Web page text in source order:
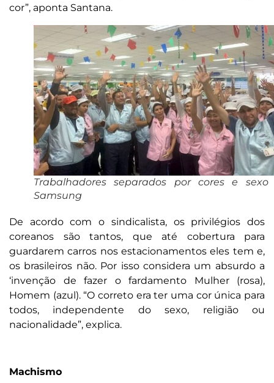
cor”, aponta Santana.
Trabalhadores separados por cores e
Samsung
De acordo com o sindicalista, os privilégios dos
coreanos são tantos, que até cobertura para
guardarem carros nos estacionamentos eles tem e,
os brasileiros não. Por isso considera um absurdo a
‘invenção de fazer o fardamento Mulher (rosa),
Homem (azul). “O correto era ter uma cor única para
todos, independente do sexo, religião ou
nacionalidade”, explica.
Machismo